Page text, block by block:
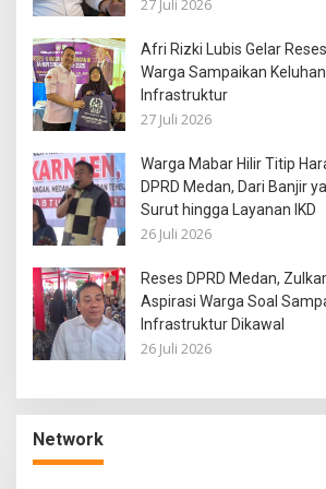
27 Juli 2026
Afri Rizki Lubis Gelar
Warga Sampaikan
Infrastruktur
27 Juli 2026
Warga Mabar Hilir Titip
DPRD Medan, Dari Banjir
Surut hingga Layanan IKD
26 Juli 2026
Reses DPRD Medan,
Aspirasi Warga Soal
Infrastruktur Dikawal
26 Juli 2026
Network